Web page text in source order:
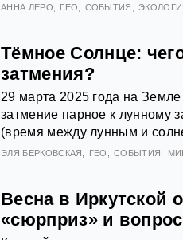
АННА ЛЕРО ГЕО СОБЫТИЯ
Тёмное Солнце:
затмения?
29 марта 2025 года на
затмение парное к лунному
(время между лунным и
ЭЛЯ БЕРКОВСКАЯ ГЕО СОБЫТИЯ
Весна в Иркутской
«сюрприз» и